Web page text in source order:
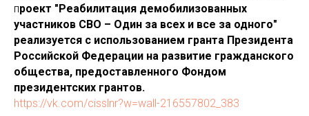
проект "Реабилитация демобилизованных
участников СВО – Один за всех и все за одного"
реализуется с использованием гранта Президента
Российской Федерации на развитие гражданского
общества, предоставленного Фондом
президентских грантов.
https://vk.com/cisslnr?w=wall-216557802_383